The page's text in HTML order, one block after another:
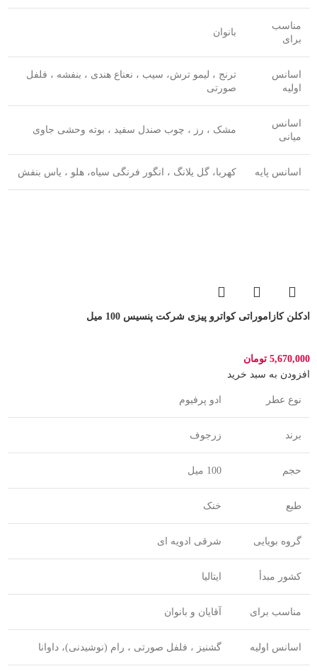
مناسب
برای
بانوان
اسانس
اولیه
ترنج ، لیمو ترش، سیب ، نعناع هندی ، بنفشه ، فلفل
صورتی
اسانس
میانی
مشک ، رز ، چوب صندل سفید ، بوته وحشی جاوی
اسانس پایه کهربا، گل یلانگ ، انگور فرنگی سیاه، هلو ، یاس بنفش
ادکلن کازاموراتی کواترو پیزی شرکت پنسیس 100 میل
5,670,000 تومان
افزودن به سبد خرید
نوع عطر ادو پرفیوم
برند زرجوف
حجم 100 میل
طبع خنک
گروه بویایی شرقی ادویه ای
کشور مبدأ ایتالیا
مناسب برای آقایان و بانوان
اسانس اولیه گشنیز ، فلفل صورتی ، رام (نوشیدنی)، داوانا